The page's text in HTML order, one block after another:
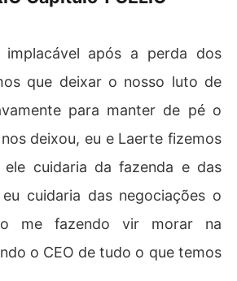
o sustento melhor para a sua f
que ela conseguirá tocar o mais
coração dele? E fazendo naquela
de curiosidade para saber quem de
e o porquê é a única que aguent
após a perda dos
que deixar o nosso luto de
para manter de pé o
deixou, eu e Laerte fizemos
cuidaria da fazenda e das
cuidaria das negociações o
me fazendo vir morar na
o CEO de tudo o que temos